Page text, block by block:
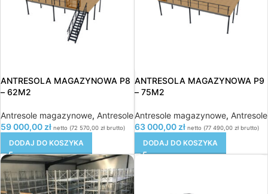
ANTRESOLA MAGAZYNOWA P8
– 62M2
Antresole magazynowe, Antresole
59 000,00 zł netto (72 570,00 zł brutto)
DODAJ DO KOSZYKA
ANTRESOLA MAGAZYNOWA P9
– 75M2
Antresole magazynowe, Antresole
63 000,00 zł netto (77 490,00 złbrutto)
DODAJ DO KOSZYKA